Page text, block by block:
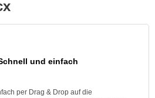
und einfach
per Drag & Drop auf die